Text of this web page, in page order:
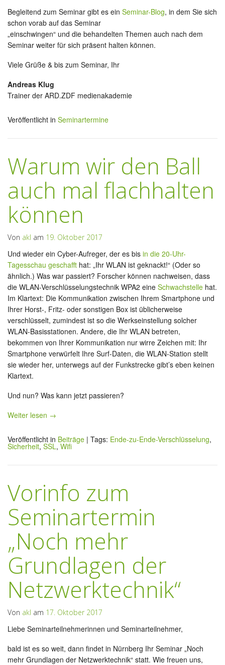
Begleitend zum Seminar gibt es ein Seminar-Blog, in dem Sie sich
schon vorab auf das Seminar
„einschwingen“ und die behandelten Themen auch nach dem
Seminar weiter für sich präsent halten können.
Viele Grüße & bis zum Seminar, Ihr
Andreas Klug
Trainer der ARD.ZDF medienakademie
Veröffentlicht in Seminartermine
Warum wir den Ball
auch mal flachhalten
können
Von akl am 19. Oktober 2017
Und wieder ein Cyber-Aufreger, der es bis in die 20-Uhr-
Tagesschau geschafft hat: „Ihr WLAN ist geknackt!“ (Oder so
ähnlich.) Was war passiert? Forscher können nachweisen, dass
die WLAN-Verschlüsselungstechnik WPA2 eine Schwachstelle hat.
Im Klartext: Die Kommunikation zwischen Ihrem Smartphone und
Ihrer Horst-, Fritz- oder sonstigen Box ist üblicherweise
verschlüsselt, zumindest ist so die Werkseinstellung solcher
WLAN-Basisstationen. Andere, die Ihr WLAN betreten,
bekommen von Ihrer Kommunikation nur wirre Zeichen mit: Ihr
Smartphone verwürfelt Ihre Surf-Daten, die WLAN-Station stellt
sie wieder her, unterwegs auf der Funkstrecke gibt’s eben keinen
Klartext.
Und nun? Was kann jetzt passieren?
Weiter lesen →
Veröffentlicht in Beiträge | Tags: Ende-zu-Ende-Verschlüsselung,
Sicherheit, SSL, Wifi
Vorinfo zum
Seminartermin
„Noch mehr
Grundlagen der
Netzwerktechnik“
Von akl am 17. Oktober 2017
Liebe Seminarteilnehmerinnen und Seminarteilnehmer,
bald ist es so weit, dann findet in Nürnberg Ihr Seminar „Noch
mehr Grundlagen der Netzwerktechnik“ statt. Wie freuen uns,